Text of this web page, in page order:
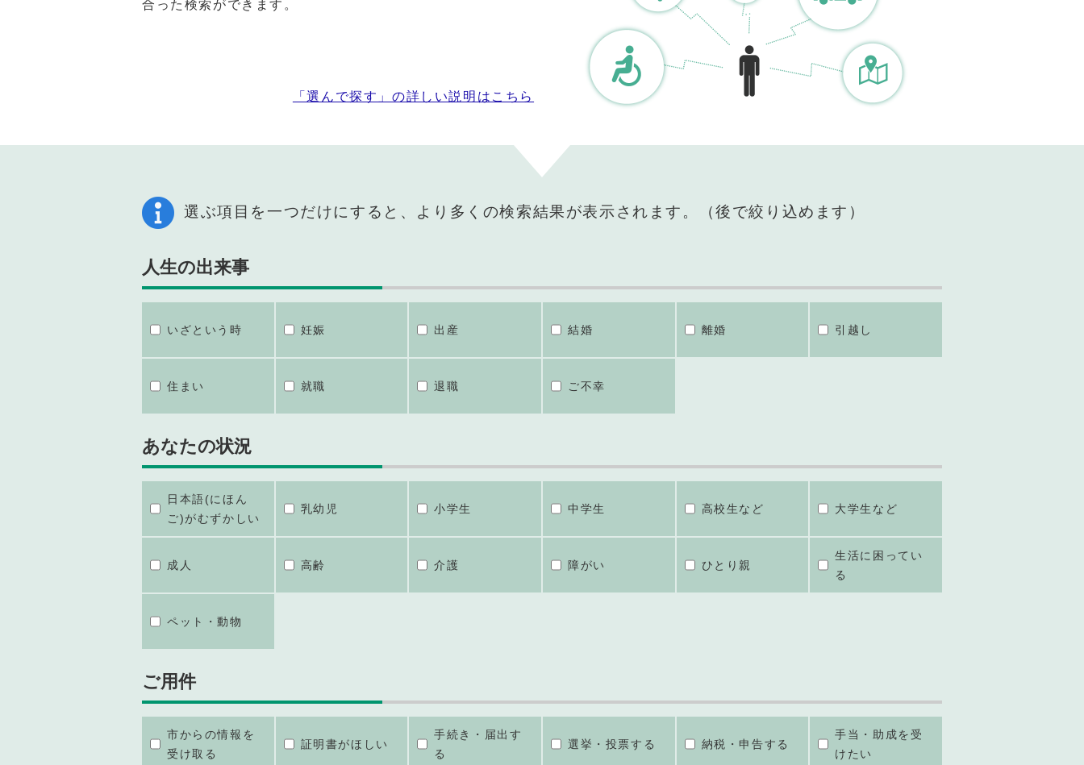
合った検索ができます。
「選んで探す」の詳しい説明はこちら
選ぶ項目を一つだけにすると、より多くの検索結果が表示されます。（後で絞り込めます）
人生の出来事
いざという時 妊娠 出産 結婚 離婚 引越し
住まい 就職 退職 ご不幸
あなたの状況
日本語(にほん
ご)がむずかしい
乳幼児 小学生 中学生 高校生など 大学生など
成人 高齢 介護 障がい ひとり親
生活に困ってい
る
ペット・動物
ご用件
市からの情報を
受け取る
証明書がほしい
手続き・届出す
る
選挙・投票する 納税・申告する
手当・助成を受
けたい